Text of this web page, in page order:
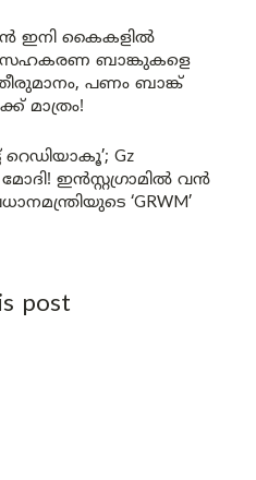
ഇനി കൈകളിൽ
ബാങ്കുകളെ
പണം ബാങ്ക്
മാത്രം!
Gz
ഇൻസ്റ്റഗ്രാമിൽ വൻ
‘GRWM’
post